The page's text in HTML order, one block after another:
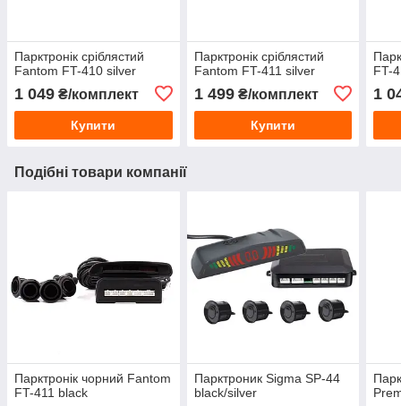
Парктронік сріблястий
Fantom FT-410 silver
1 049 ₴/комплект
Купити
Парктронік сріблястий
Fantom FT-411 silver
1 499₴/комплект
Купити
FT-
1
Подібні товари компанії
Парктронік чорний Fantom
FT-411 black
Парктроник Sigma SP-44
black/silver